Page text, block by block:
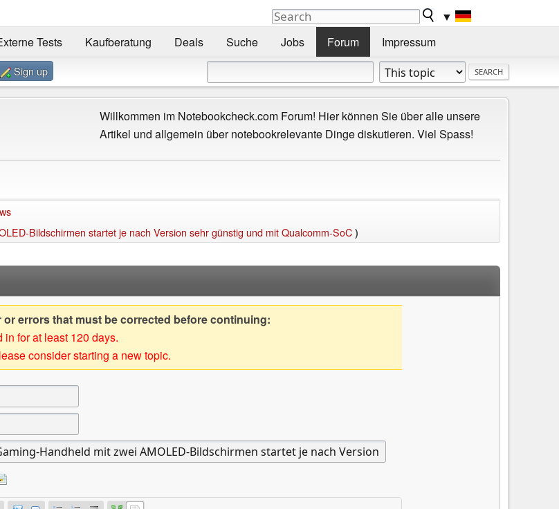
▼
Tests Kaufberatung Deals Suche Jobs Forum Impressum
Sign up
Willkommen im Notebookcheck.com Forum! Hier können Sie über alle unsere
Artikel und allgemein über notebookrelevante Dinge diskutieren. Viel Spass!
Bildschirmen startet je nach Version sehr günstig und mit Qualcomm-SoC)
errors that must be corrected before continuing:
for at least 120 days.
consider starting a new topic.